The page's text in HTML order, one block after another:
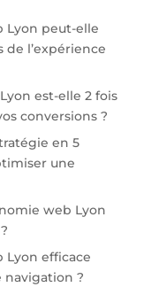
Lyon peut-elle
l’expérience
est-elle 2 fois
conversions ?
en 5
une
web Lyon
efficace
navigation ?